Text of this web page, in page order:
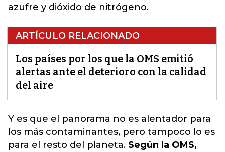
azufre y dióxido de nitrógeno.
ARTÍCULO RELACIONADO
Los países por los que la OMS emitió
alertas ante el deterioro con la calidad
del aire
Y es que el panorama no es alentador para
los más contaminantes, pero tampoco lo es
para el resto del planeta. Según la OMS,